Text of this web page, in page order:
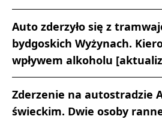
Auto zderzyło się z
bydgoskich Wyżynach.
wpływem alkoholu
Zderzenie na autostradzie
świeckim. Dwie osoby